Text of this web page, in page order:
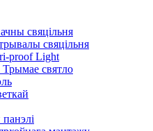
свяцільня
свяцільня
proof Light
святло